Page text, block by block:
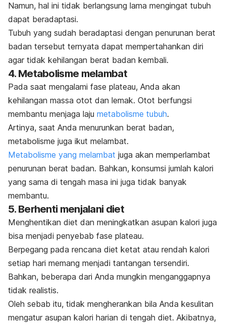
Namun, hal ini tidak berlangsung lama mengingat tubuh
dapat beradaptasi.
Tubuh yang sudah beradaptasi dengan penurunan berat
badan tersebut ternyata dapat mempertahankan diri
agar tidak kehilangan berat badan kembali.
4. Metabolisme melambat
Pada saat mengalami fase plateau, Anda akan
kehilangan massa otot dan lemak. Otot berfungsi
membantu menjaga laju metabolisme tubuh.
Artinya, saat Anda menurunkan berat badan,
metabolisme juga ikut melambat.
Metabolisme yang melambat juga akan memperlambat
penurunan berat badan. Bahkan, konsumsi jumlah kalori
yang sama di tengah masa ini juga tidak banyak
membantu.
5. Berhenti menjalani diet
Menghentikan diet dan meningkatkan asupan kalori juga
bisa menjadi penyebab fase plateau.
Berpegang pada rencana diet ketat atau rendah kalori
setiap hari memang menjadi tantangan tersendiri.
Bahkan, beberapa dari Anda mungkin menganggapnya
tidak realistis.
Oleh sebab itu, tidak mengherankan bila Anda kesulitan
mengatur asupan kalori harian di tengah diet. Akibatnya,